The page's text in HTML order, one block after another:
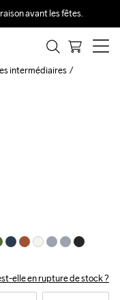
avant les fêtes.
elle en rupture de stock ?
intermédiaires